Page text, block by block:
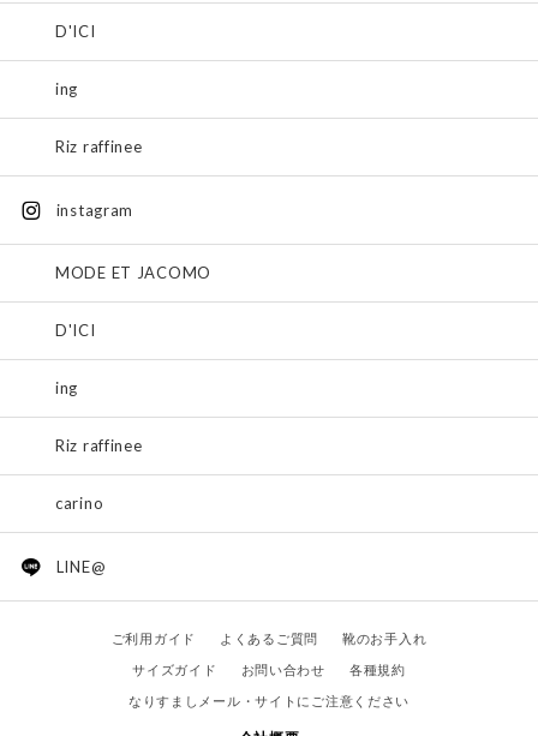
D'ICI
ing
Riz raffinee
instagram
MODE ET JACOMO
D'ICI
ing
Riz raffinee
carino
LINE@
ご利用ガイド よくあるご質問
靴のお手入れ
サイズガイド
お問い合わせ
各種規約
なりすましメール・サイトにご注意ください